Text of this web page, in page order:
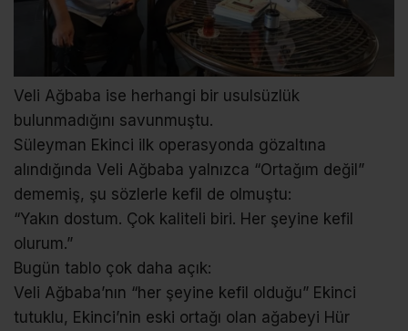
Veli Ağbaba ise herhangi bir usulsüzlük
bulunmadığını savunmuştu.
Süleyman Ekinci ilk operasyonda gözaltına
alındığında Veli Ağbaba yalnızca “Ortağım değil”
dememiş, şu sözlerle kefil de olmuştu:
“Yakın dostum. Çok kaliteli biri. Her şeyine kefil
olurum.”
Bugün tablo çok daha açık:
Veli Ağbaba’nın “her şeyine kefil olduğu” Ekinci
tutuklu, Ekinci’nin eski ortağı olan ağabeyi Hür